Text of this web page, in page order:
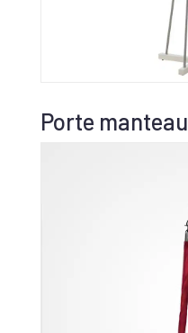
Porte manteau